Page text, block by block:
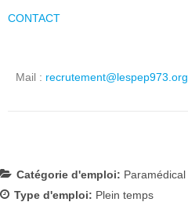
CONTACT
Mail : recrutement@lespep973.org
Catégorie d'emploi: Paramédical
Type d'emploi: Plein temps